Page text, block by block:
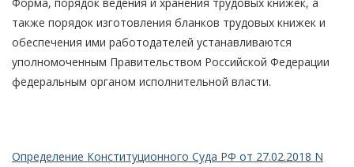
также порядок изготовления бланков трудовых книжек и
обеспечения ими работодателей устанавливаются
уполномоченным Правительством Российской Федерации
федеральным органом исполнительной власти.
Определение Конституционного Суда РФ от 27.02.2018 N